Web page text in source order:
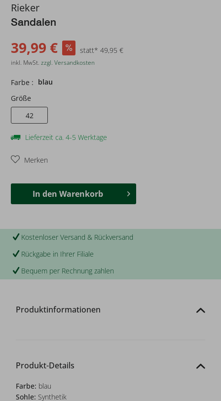
Rieker
Sandalen
39,99 € statt* 49,95 €
inkl. MwSt.zzgl. Versandkosten
Farbe : blau
Größe
42
Lieferzeit ca. 4-5 Werktage
Merken
In den Warenkorb
Kostenloser Versand & Rückversand
Rückgabe in Ihrer Filiale
Bequem per Rechnung zahlen
Produktinformationen
Produkt-Details
Farbe: blau
Sohle: Synthetik